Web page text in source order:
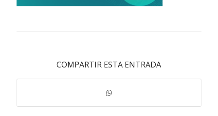
COMPARTIR ESTA ENTRADA